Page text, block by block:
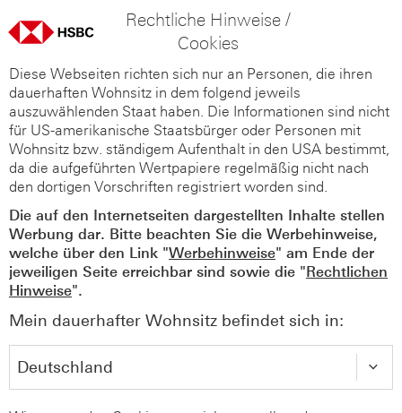
Rechtliche Hinweise /
Cookies
Diese Webseiten richten sich nur an Personen, die ihren
dauerhaften Wohnsitz in dem folgend jeweils
auszuwählenden Staat haben. Die Informationen sind nicht
für US-amerikanische Staatsbürger oder Personen mit
Wohnsitz bzw. ständigem Aufenthalt in den USA bestimmt,
da die aufgeführten Wertpapiere regelmäßig nicht nach
den dortigen Vorschriften registriert worden sind.
Die auf den Internetseiten dargestellten Inhalte stellen
Werbung dar. Bitte beachten Sie die Werbehinweise,
welche über den Link "Werbehinweise" am Ende der
jeweiligen Seite erreichbar sind sowie die "Rechtlichen
Hinweise".
Mein dauerhafter Wohnsitz befindet sich in: